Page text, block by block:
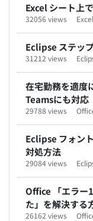
Excel シート上
32056 views Excel
Eclipse ステッ
31212 views
在宅勤務を適度
Teamsにも対応
29788 views
Eclipse フォン
対処方法
29084 views
Office 「エラー
た」を解決する
26162 views